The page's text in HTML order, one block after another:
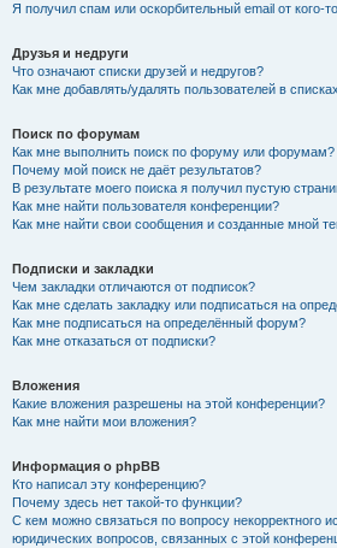
Я получил спам или оскорбительный email от кого-
Друзья и недруги
Что означают списки друзей и недругов?
Как мне добавлять/удалять пользователей в
Поиск по форумам
Как мне выполнить поиск по форуму или форумам?
Почему мой поиск не даёт результатов?
В результате моего поиска я получил пустую
Как мне найти пользователя конференции?
Как мне найти свои сообщения и созданные мной
Подписки и закладки
Чем закладки отличаются от подписок?
Как мне сделать закладку или подписаться на
Как мне подписаться на определённый форум?
Как мне отказаться от подписки?
Вложения
Какие вложения разрешены на этой конференции?
Как мне найти мои вложения?
Информация о phpBB
Кто написал эту конференцию?
Почему здесь нет такой-то функции?
С кем можно связаться по вопросу некорректного
юридических вопросов, связанных с этой